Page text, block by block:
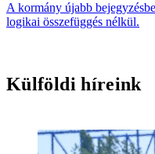
A kormány újabb
logikai összefüggés nélkül.
Külföldi híreink